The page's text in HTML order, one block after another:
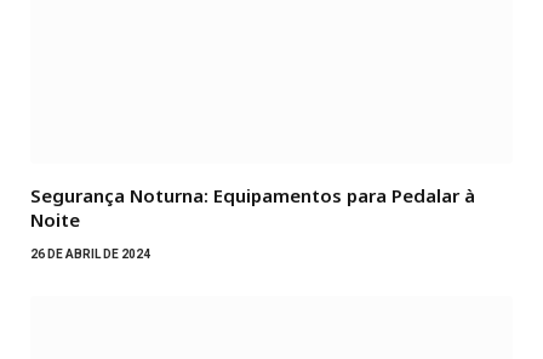
Segurança Noturna: Equipamentos para Pedalar à
Noite
26 DE ABRIL DE 2024